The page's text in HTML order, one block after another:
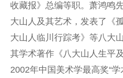
收藏报》总编等职。萧鸿鸣
大山人及其艺术，发表了《
大山人临川行踪考》等八大
其学术著作《八大山人生平
2002年中国美术学最高奖“